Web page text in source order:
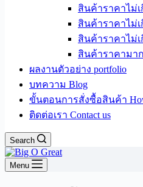
สินค้าราคาไม่เ
สินค้าราคาไม่เ
สินค้าราคาไม่เ
สินค้าราคามา
ผลงานตัวอย่าง portfolio
บทความ Blog
ขั้นตอนการสั่งซื้อสินค้า
ติดต่อเรา Contact us
Search
Menu